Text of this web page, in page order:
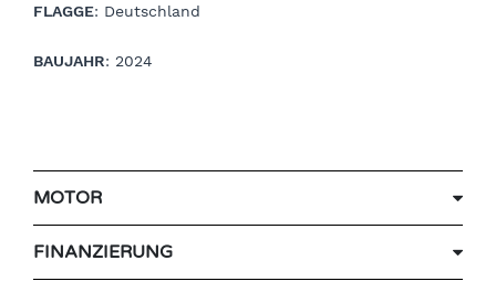
FLAGGE: Deutschland
BAUJAHR: 2024
MOTOR
FINANZIERUNG